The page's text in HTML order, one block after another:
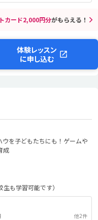
カード2,000円分がもらえる！
体験レッスン
に申し込む
を子どもたちにも！ゲームや
成
も学習可能です）
他2件